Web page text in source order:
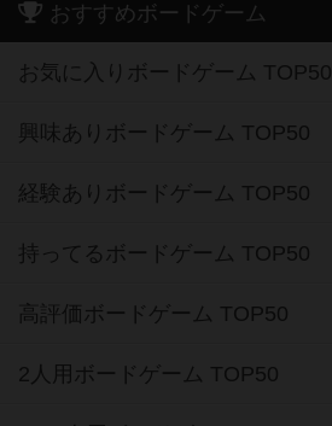
おすすめボードゲーム
お気に入りボードゲーム TOP50
興味ありボードゲーム TOP50
経験ありボードゲーム TOP50
持ってるボードゲーム TOP50
高評価ボードゲーム TOP50
2人用ボードゲーム TOP50